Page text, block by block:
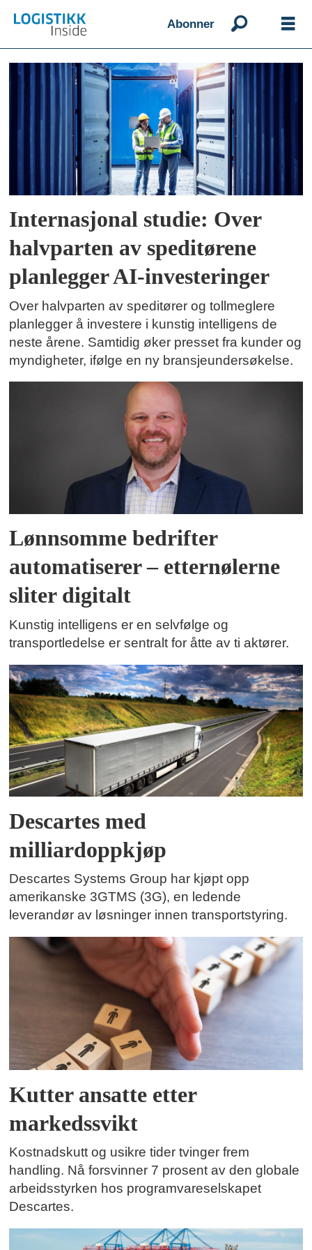
Abonner
Emne:
descartes
Internasjonal studie: Over
halvparten av speditørene
planlegger AI-investeringer
Over halvparten av speditører og tollmeglere
planlegger å investere i kunstig intelligens de
neste årene. Samtidig øker presset fra kunder og
myndigheter, ifølge en ny bransjeundersøkelse.
Lønnsomme bedrifter
automatiserer – etternølerne
sliter digitalt
Kunstig intelligens er en selvfølge og
transportledelse er sentralt for åtte av ti aktører.
Descartes med
milliardoppkjøp
Descartes Systems Group har kjøpt opp
amerikanske 3GTMS (3G), en ledende
leverandør av løsninger innen transportstyring.
Kutter ansatte etter
markedssvikt
Kostnadskutt og usikre tider tvinger frem
handling. Nå forsvinner 7 prosent av den globale
arbeidsstyrken hos programvareselskapet
Descartes.